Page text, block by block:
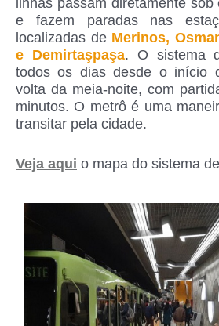
linhas passam diretamente
e fazem paradas nas
localizadas de Merinos,
e Demirtaşpaşa. O sistema
todos os dias desde o início
volta da meia-noite, com
minutos. O metrô é uma
transitar pela cidade.
Veja aqui o mapa do sistema